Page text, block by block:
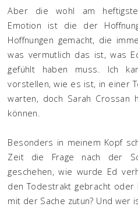
Aber die wohl am
Emotion ist die der
Hoffnungen gemacht, die
was vermutlich das ist, was
gefühlt haben muss. Ich
vorstellen, wie es ist, in einer
warten, doch Sarah Crossan
können.
Besonders in meinem Kopf
Zeit die Frage nach der
geschehen, wie wurde Ed
den Todestrakt gebracht
mit der Sache zutun? Und wer